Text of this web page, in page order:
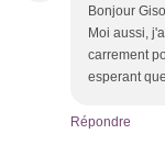
Bonjour
Moi aussi,
carrement
esperant
Répondre